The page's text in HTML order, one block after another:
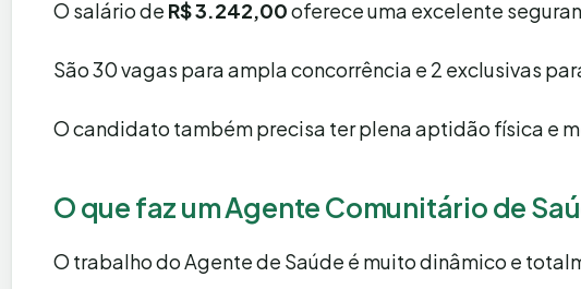
O salário de R$ 3.242,00oferece uma excelente
São 30 vagas para ampla concorrência e 2 exclusivas
O candidato também precisa ter plena aptidão física e
O que faz um Agente Comunitário de
O trabalho do Agente de Saúde é muito dinâmico e